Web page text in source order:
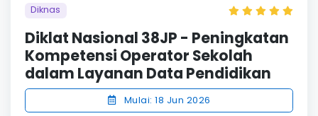
Diknas
Diklat Nasional 38JP - Peningkatan
Kompetensi Operator Sekolah
dalam Layanan Data Pendidikan
Mulai: 18 Jun 2026